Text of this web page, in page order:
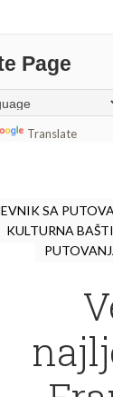
Page
Translate
SA
KULTURNA